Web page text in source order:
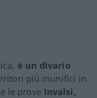
è un divario
più munifici in
le prove Invalsi,